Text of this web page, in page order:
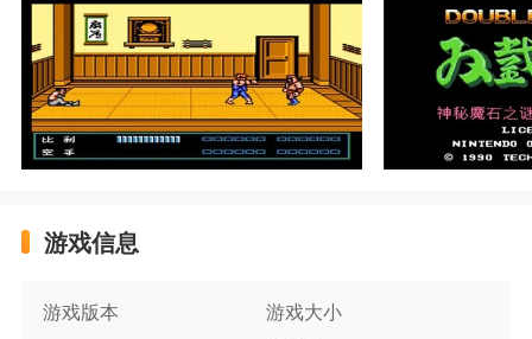
游戏信息
游戏版本
游戏大小